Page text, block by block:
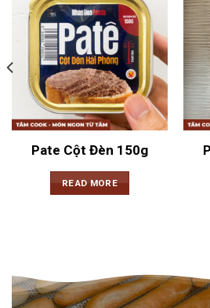
Pate Cột Đèn 150g
READ MORE